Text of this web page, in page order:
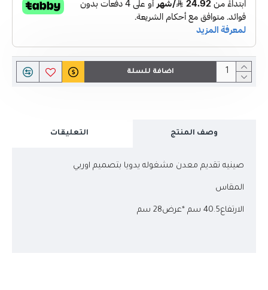
اضافة للسلة
وصف المنتج التعليقات
صينيه تقديم معدن مشغوله يدويا بتصميم اوربي
المقاس
الارتفاع40.5 سم *عرض28 سم